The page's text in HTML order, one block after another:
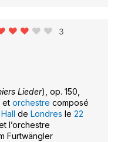
3
Lieder), op. 150,
et orchestre composé
de Londres le 22
l’orchestre
Furtwängler